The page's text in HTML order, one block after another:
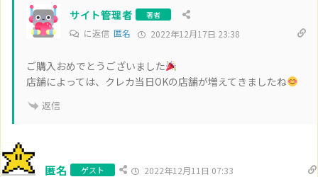
サイト管理者 著者
に返信 匿名 2022年12月17日 23:38
ご購入おめでとうございました
店舗によっては、クレカ当日OKの店舗が増えてきましたね
返信
匿名 ゲスト 2022年12月11日 07:33